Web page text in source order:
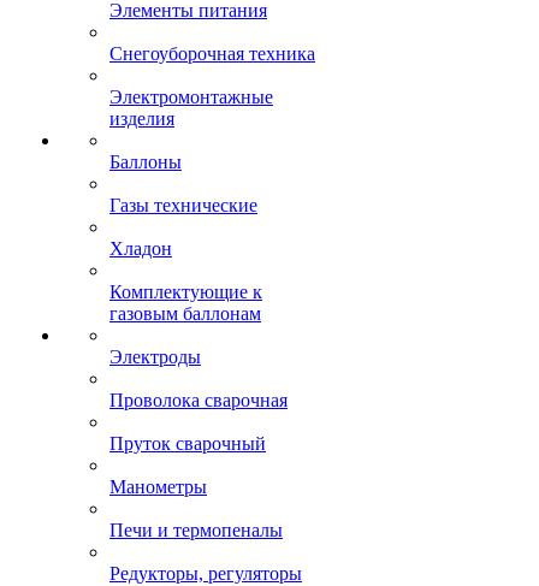
Элементы питания
Снегоуборочная техника
Электромонтажные
изделия
Баллоны
Газы технические
Хладон
Комплектующие к
газовым баллонам
Электроды
Проволока сварочная
Пруток сварочный
Манометры
Печи и термопеналы
Редукторы, регуляторы